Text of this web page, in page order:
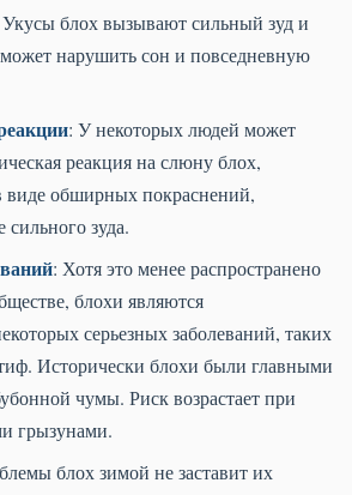
блох вызывают сильный зуд и
нарушить сон и повседневную
: У некоторых людей может
реакция на слюну блох,
виде обширных покраснений,
зуда.
: Хотя это менее распространено
блохи являются
серьезных заболеваний, таких
Исторически блохи были главными
чумы. Риск возрастает при
грызунами.
блох зимой не заставит их